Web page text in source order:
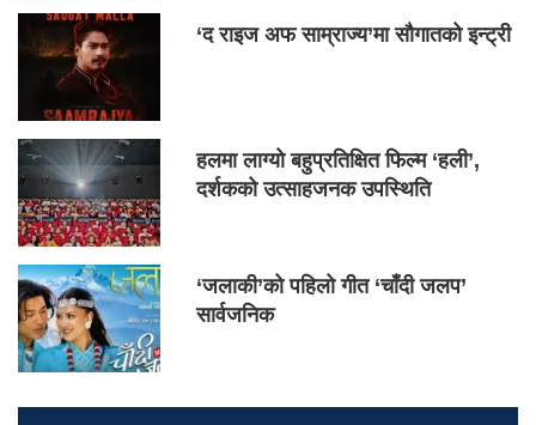
‘द राइज अफ साम्राज्य’मा सौगातको इन्ट्री
हलमा लाग्यो बहुप्रतिक्षित फिल्म ‘हली’,
दर्शकको उत्साहजनक उपस्थिति
‘जलाकी’को पहिलो गीत ‘चाँदी जलप’
सार्वजनिक